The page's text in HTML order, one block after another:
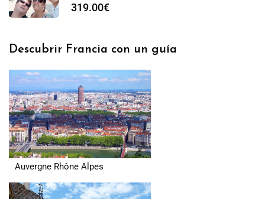
319.00€
Descubrir Francia con un guía
Auvergne Rhône Alpes